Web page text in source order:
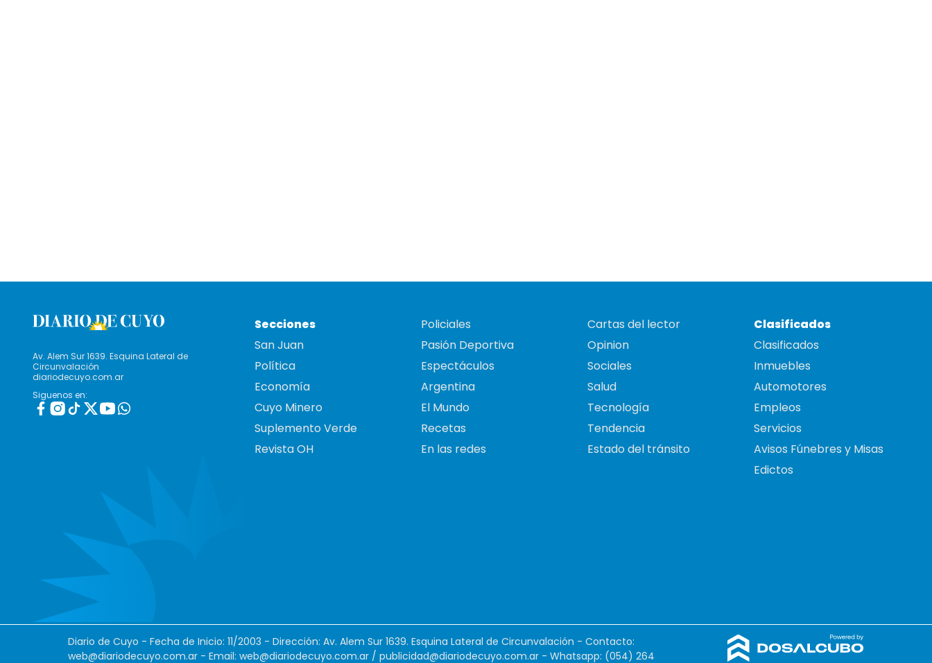
Av. Alem Sur 1639. Esquina Lateral de
Circunvalación
diariodecuyo.com.ar
Siguenos en:
Secciones
San Juan
Política
Economía
Cuyo Minero
Suplemento Verde
Revista OH
Policiales
Pasión Deportiva
Espectáculos
Argentina
El Mundo
Recetas
En las redes
Cartas del lector
Opinion
Sociales
Salud
Tecnología
Tendencia
Estado del tránsito
Clasificados
Clasificados
Inmuebles
Automotores
Empleos
Servicios
Avisos Fúnebres y Misas
Edictos
Diario de Cuyo - Fecha de Inicio: 11/2003 - Dirección: Av. Alem Sur 1639. Esquina Lateral de Circunvalación - Contacto:
web@diariodecuyo.com.ar - Email: web@diariodecuyo.com.ar / publicidad@diariodecuyo.com.ar - Whatsapp: (054) 264